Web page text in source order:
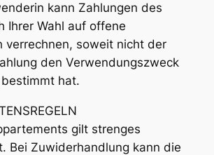
kann Zahlungen des
Ihrer Wahl auf offene
verrechnen, soweit nicht der
den Verwendungszweck
hat.
gilt strenges
Bei Zuwiderhandlung kann die